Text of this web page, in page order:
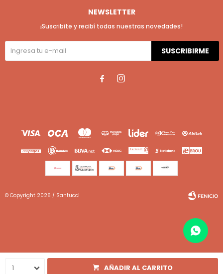
1 AÑADIR AL CARRITO
NEWSLETTER
¡Suscribite y recibí todas nuestras novedades!
SUSCRIBIRME
 
© Copyright 2026 / Santucci